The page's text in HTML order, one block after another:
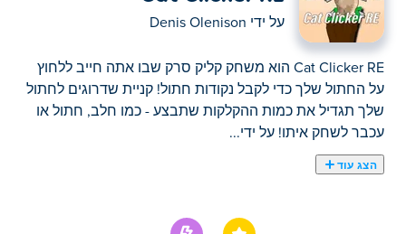
על ידי Denis Olenison
Cat Clicker RE הוא משחק קליק סרק שבו אתה חייב ללחוץ
על החתול שלך כדי לקבל נקודות חתול! קניית שדרוגים לחתול
שלך תגדיל את כמות ההקלקות שתבצע - כמו חלב, חתול או
עכבר לשחק איתו! על ידי...
הצג עוד
שלך תגדיל את כמות ההקלקות שתבצע - כמו חלב, חתול או